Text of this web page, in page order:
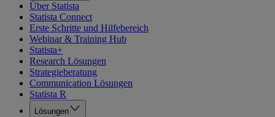
Über Statista
Statista Connect
Erste Schritte und Hilfebereich
Webinar & Training Hub
Statista+
Research Lösungen
Strategieberatung
Communication Lösungen
Statista R
Lösungen